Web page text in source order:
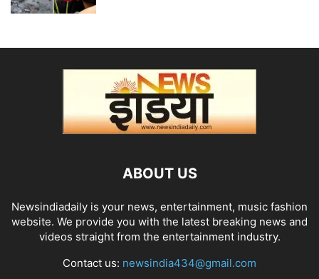
ABOUT US
Newsindiadaily is your news, entertainment, music fashion
website. We provide you with the latest breaking news and
videos straight from the entertainment industry.
Contact us: newsindia434@gmail.com